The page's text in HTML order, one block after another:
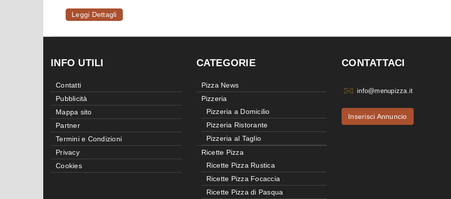
Leggi Dettagli
INFO UTILI
Contatti
Pubblicità
Mappa sito
Partner
Termini e Condizioni
Privacy
Cookies
CATEGORIE
Pizza News
Pizzeria
Pizzeria a Domicilio
Pizzeria Ristorante
Pizzeria al Taglio
Ricette Pizza
Ricette Pizza Rustica
Ricette Pizza Focaccia
Ricette Pizza di Pasqua
CONTATTACI
info@menupizza.it
Inserisci Annuncio